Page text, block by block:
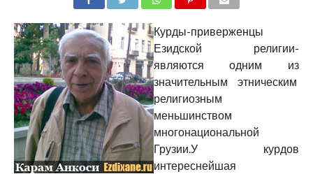
Курды-приверженцы
Езидской религии-
являются одним из
значительным этническим
религиозным
меньшинством
многонациональной
Грузии.У курдов
интереснейшая